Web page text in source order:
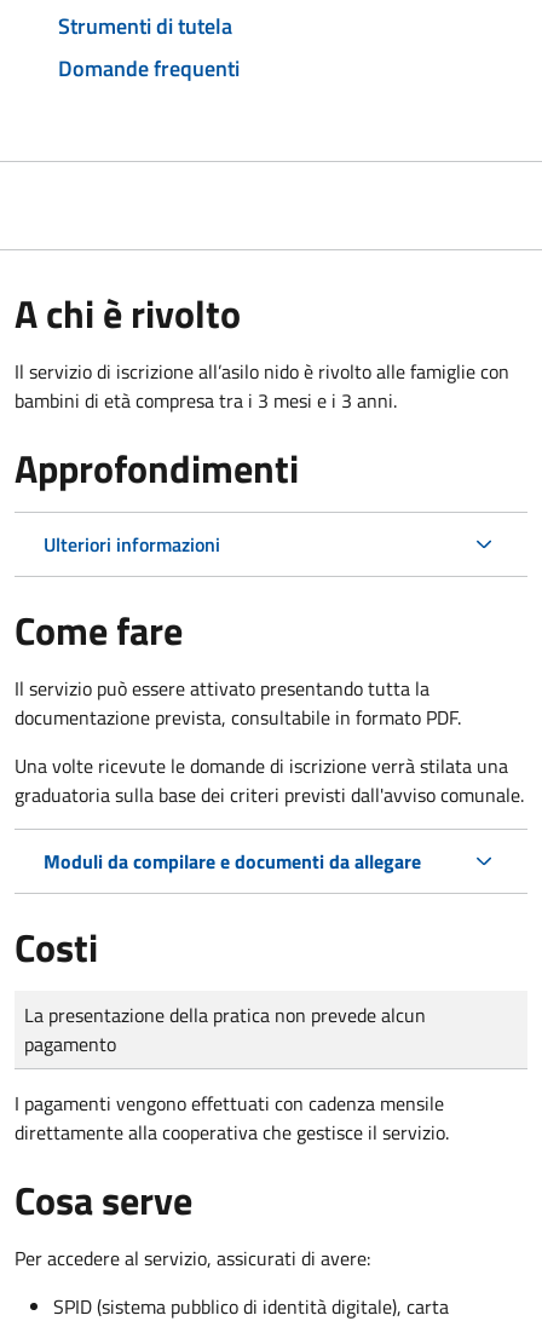
Strumenti di tutela
Domande frequenti
A chi è rivolto
Il servizio di iscrizione all’asilo nido è rivolto alle famiglie con
bambini di età compresa tra i 3 mesi e i 3 anni.
Approfondimenti
Ulteriori informazioni
Come fare
Il servizio può essere attivato presentando tutta la
documentazione prevista, consultabile in formato PDF.
Una volte ricevute le domande di iscrizione verrà stilata una
graduatoria sulla base dei criteri previsti dall'avviso comunale.
Moduli da compilare e documenti da allegare
Costi
Tipo di pagamento
Importo
La presentazione della pratica non prevede alcun
pagamento
I pagamenti vengono effettuati con cadenza mensile
direttamente alla cooperativa che gestisce il servizio.
Cosa serve
Per accedere al servizio, assicurati di avere:
SPID (sistema pubblico di identità digitale), carta